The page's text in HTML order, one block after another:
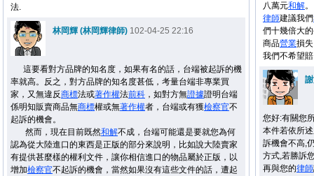
法.
林岡輝 (林岡輝律師) 102-04-25 22:16
這要看對方品牌的知名度，如果有名的話，台端被起訴的機
率就高。反之，對方品牌的知名度甚低，考量台端非專業買
家，又無違反商標法或著作權法前科 ，如對方無證據證明台端
係明知販賣商品無商標權或無著作權者，台端或有獲檢察官不
起訴的機會。
然而，現在目前既然和解不成，台端可能還是要就您為何
認為從大陸進口的東西是正版的部分來說明，比如說大陸賣家
有提供甚麼樣的權利文件，讓你相信進口的物品屬於正版，以
增加檢察官不起訴的機會，當然如果沒有這些文件的話，遭起
八萬元和解。
律師建議我們
們十幾倍大
商品營業損
我們不希望
您好:有關您
本件若依所
訴機會不高,
方式,若勝訴
再與您的律師